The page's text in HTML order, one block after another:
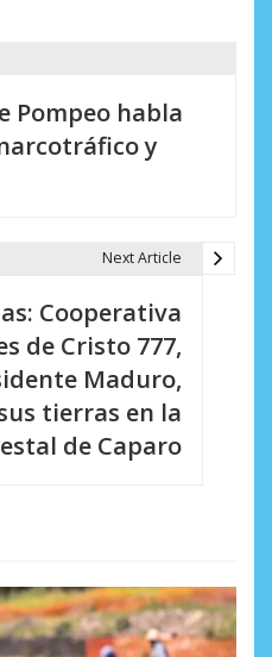
Pompeo habla
y
Next Article
Cooperativa
de Cristo 777,
Maduro,
tierras en la
de Caparo